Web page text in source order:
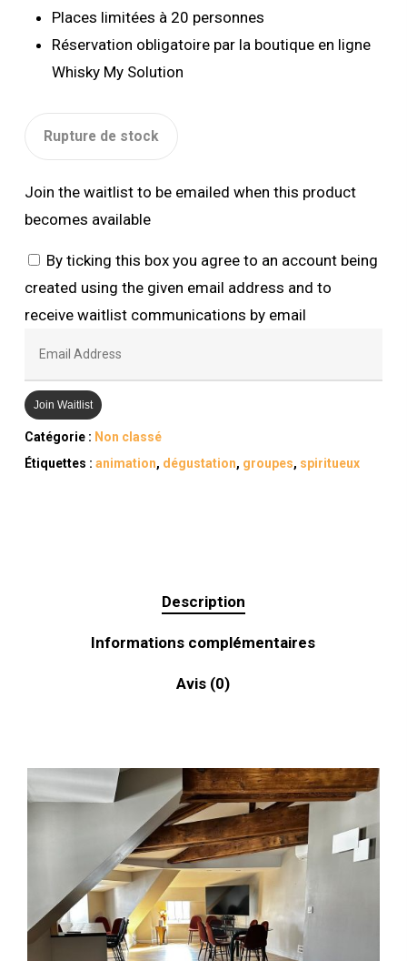
Places limitées à 20 personnes
Réservation obligatoire par la boutique en ligne
Whisky My Solution
Rupture de stock
Join the waitlist to be emailed when this product
becomes available
By ticking this box you agree to an account being
created using the given email address and to
receive waitlist communications by email
email
address
Join Waitlist
Catégorie : Non classé
Étiquettes : animation, dégustation, groupes, spiritueux
Description
Informations complémentaires
Avis (0)